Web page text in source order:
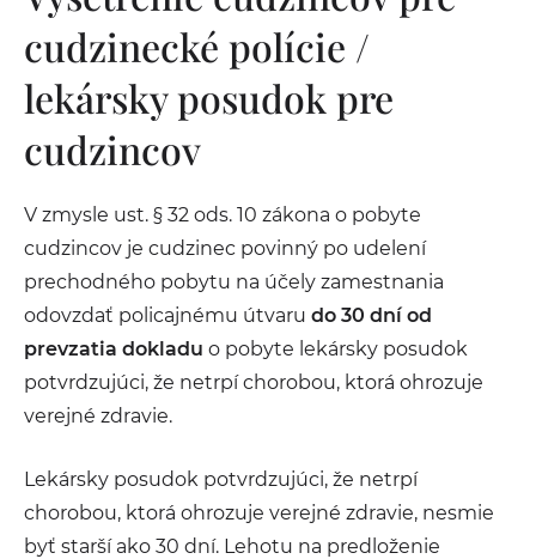
cudzinecké polície /
lekársky posudok pre
cudzincov
V zmysle ust. § 32 ods. 10 zákona o pobyte
cudzincov je cudzinec povinný po udelení
prechodného pobytu na účely zamestnania
odovzdať policajnému útvaru do 30 dní od
prevzatia dokladu o pobyte lekársky posudok
potvrdzujúci, že netrpí chorobou, ktorá ohrozuje
verejné zdravie.
Lekársky posudok potvrdzujúci, že netrpí
chorobou, ktorá ohrozuje verejné zdravie, nesmie
byť starší ako 30 dní. Lehotu na predloženie